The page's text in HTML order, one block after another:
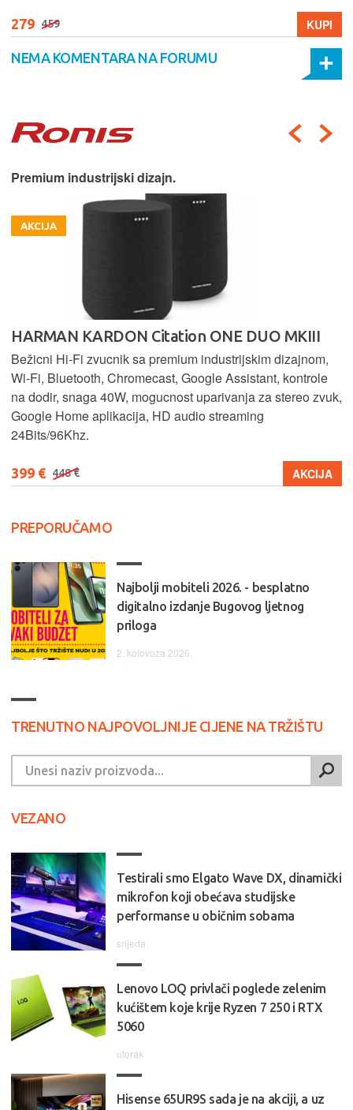
279 459 KUPI
NEMA KOMENTARA NA FORUMU
Premium industrijski dizajn.
AKCIJA
HARMAN KARDON Citation ONE DUO MKIII
Bežicni Hi-Fi zvucnik sa premium industrijskim dizajnom,
Wi-Fi, Bluetooth, Chromecast, Google Assistant, kontrole
na dodir, snaga 40W, mogucnost uparivanja za stereo zvuk,
Google Home aplikacija, HD audio streaming
24Bits/96Khz.
399 € 448 € AKCIJA
PREPORUČAMO
Najbolji mobiteli 2026. - besplatno
digitalno izdanje Bugovog ljetnog
priloga
2. kolovoza 2026.
TRENUTNO NAJPOVOLJNIJE CIJENE NA TRŽIŠTU
VEZANO
Testirali smo Elgato Wave DX, dinamički
mikrofon koji obećava studijske
performanse u običnim sobama
srijeda
Lenovo LOQ privlači poglede zelenim
kućištem koje krije Ryzen 7 250 i RTX
5060
utorak
Hisense 65UR9S sada je na akciji, a uz